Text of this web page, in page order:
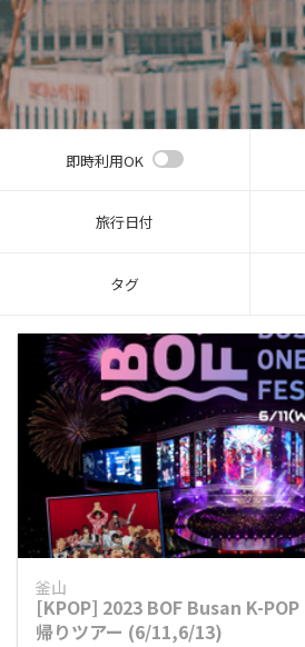
文 (台灣)
即時利用OK
旅行日付
タグ
釜山
[KPOP] 2023 BOF Busan K-
帰りツアー (6/11,6/13)